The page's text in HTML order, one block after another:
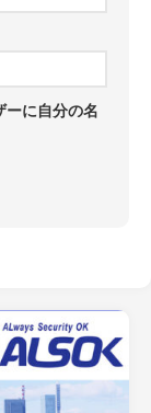
ーに自分の名